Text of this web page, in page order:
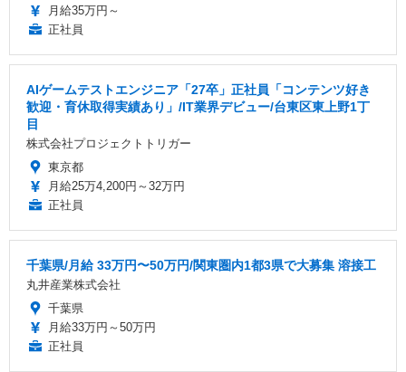
月給35万円～
正社員
AIゲームテストエンジニア「27卒」正社員「コンテンツ好き
歓迎・育休取得実績あり」/IT業界デビュー/台東区東上野1丁
目
株式会社プロジェクトトリガー
東京都
月給25万4,200円～32万円
正社員
千葉県/月給 33万円〜50万円/関東圏内1都3県で大募集 溶接工
丸井産業株式会社
千葉県
月給33万円～50万円
正社員